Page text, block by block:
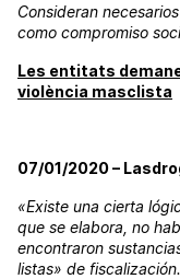
Consideran
como compromiso
Les entitats
violència masclista
07/01/2020 –
«Existe una cierta
que se elabora, no
encontraron
listas» de fiscalización.